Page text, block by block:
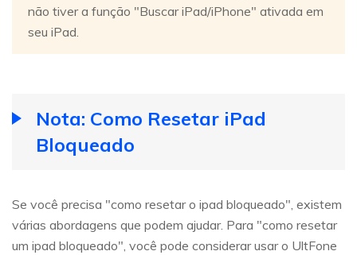
não tiver a função "Buscar iPad/iPhone" ativada em
seu iPad.
Nota: Como Resetar iPad
Bloqueado
Se você precisa "como resetar o ipad bloqueado", existem
várias abordagens que podem ajudar. Para "como resetar
um ipad bloqueado", você pode considerar usar o UltFone